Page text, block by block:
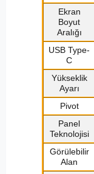
Ekran
Boyut
Aralığı
USB Type-
C
Yükseklik
Ayarı
Pivot
Panel
Teknolojisi
Görülebilir
Alan